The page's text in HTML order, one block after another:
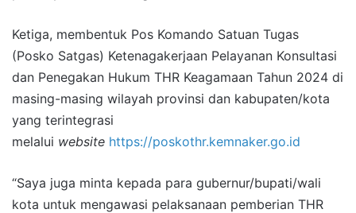
Ketiga, membentuk Pos Komando Satuan Tugas
(Posko Satgas) Ketenagakerjaan Pelayanan Konsultasi
dan Penegakan Hukum THR Keagamaan Tahun 2024 di
masing-masing wilayah provinsi dan kabupaten/kota
yang terintegrasi
melalui website https://poskothr.kemnaker.go.id
“Saya juga minta kepada para gubernur/bupati/wali
kota untuk mengawasi pelaksanaan pemberian THR